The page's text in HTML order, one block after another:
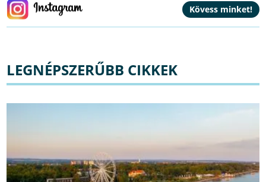
LEGNÉPSZERŰBB CIKKEK